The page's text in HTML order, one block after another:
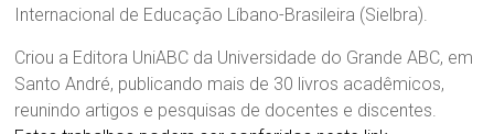
Internacional de Educação Líbano-Brasileira (Sielbra).
Criou a Editora UniABC da Universidade do Grande ABC, em
Santo André, publicando mais de 30 livros acadêmicos,
reunindo artigos e pesquisas de docentes e discentes.